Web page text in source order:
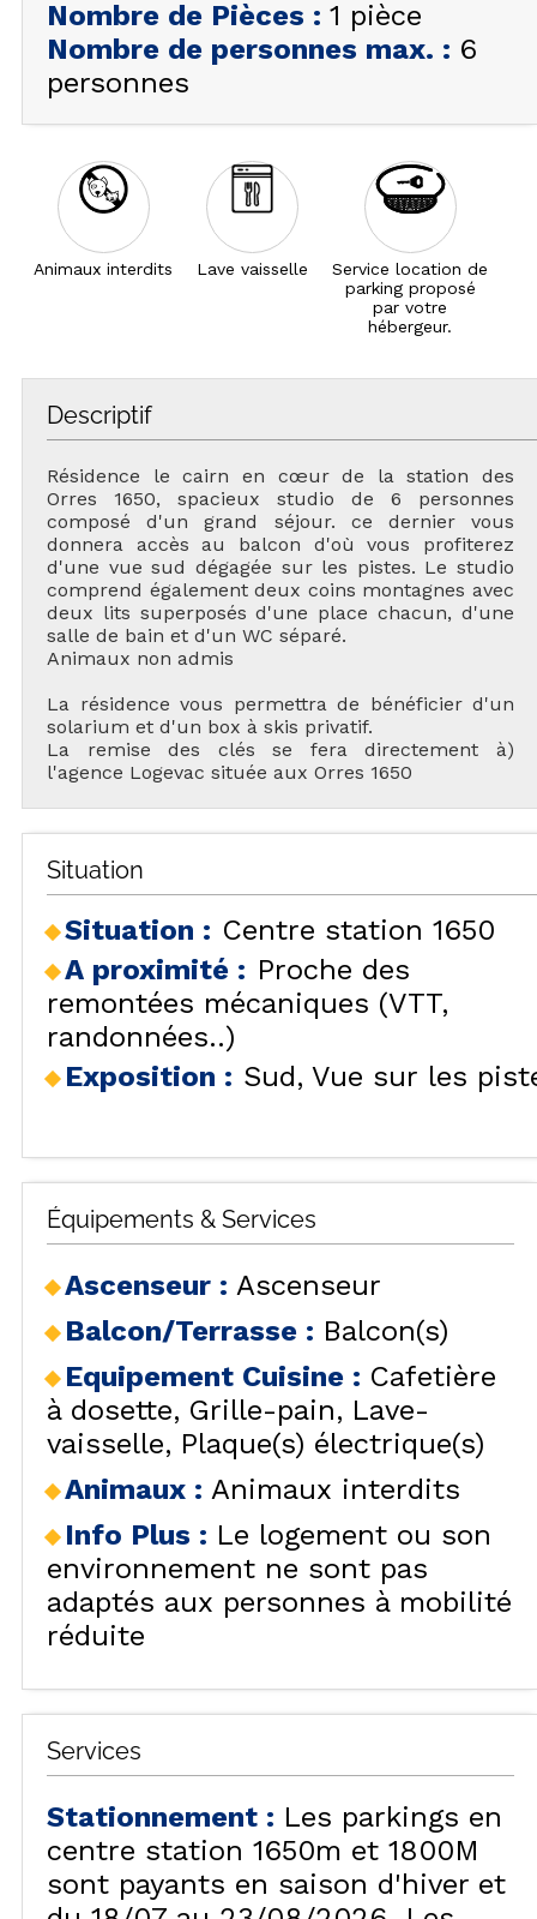
Nombre de Pièces : 1 pièce
Nombre de personnes max. : 6
personnes
Animaux interdits Lave vaisselle
Service location de
parking proposé
par votre
hébergeur.
Descriptif
Résidence le cairn en cœur de la station des
Orres 1650, spacieux studio de 6 personnes
composé d'un grand séjour. ce dernier vous
donnera accès au balcon d'où vous profiterez
d'une vue sud dégagée sur les pistes. Le studio
comprend également deux coins montagnes avec
deux lits superposés d'une place chacun, d'une
salle de bain et d'un WC séparé.
Animaux non admis
La résidence vous permettra de bénéficier d'un
solarium et d'un box à skis privatif.
La remise des clés se fera directement à)
l'agence Logevac située aux Orres 1650
Situation
Situation : Centre station 1650
A proximité : Proche des
remontées mécaniques (VTT,
randonnées..)
Exposition : Sud Vue sur les
Équipements & Services
Ascenseur : Ascenseur
Balcon/Terrasse : Balcon(s)
Equipement Cuisine : Cafetière
à dosette Grille-pain
Lave-
vaisselle
Plaque(s) électrique(s)
Animaux : Animaux interdits
Info Plus : Le logement ou son
environnement ne sont pas
adaptés aux personnes à mobilité
réduite
Services
Stationnement : Les parkings en
centre station 1650m et 1800M
sont payants en saison d'hiver et